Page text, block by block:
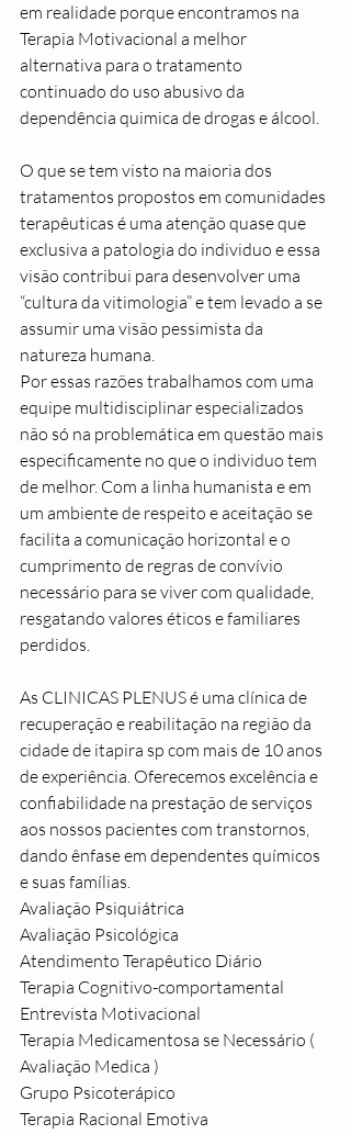
em realidade porque encontramos na
Terapia Motivacional a melhor
alternativa para o tratamento
continuado do uso abusivo da
dependência quimica de drogas e álcool.
O que se tem visto na maioria dos
tratamentos propostos em comunidades
terapêuticas é uma atenção quase que
exclusiva a patologia do individuo e essa
visão contribui para desenvolver uma
“cultura da vitimologia” e tem levado a se
assumir uma visão pessimista da
natureza humana.
Por essas razões trabalhamos com uma
equipe multidisciplinar especializados
não só na problemática em questão mais
especificamente no que o individuo tem
de melhor. Com a linha humanista e em
um ambiente de respeito e aceitação se
facilita a comunicação horizontal e o
cumprimento de regras de convívio
necessário para se viver com qualidade,
resgatando valores éticos e familiares
perdidos.
As CLINICAS PLENUS é uma clínica de
recuperação e reabilitação na região da
cidade de itapira sp com mais de 10 anos
de experiência. Oferecemos excelência e
confiabilidade na prestação de serviços
aos nossos pacientes com transtornos,
dando ênfase em dependentes químicos
e suas famílias.
Avaliação Psiquiátrica
Avaliação Psicológica
Atendimento Terapêutico Diário
Terapia Cognitivo-comportamental
Entrevista Motivacional
Terapia Medicamentosa se Necessário (
Avaliação Medica )
Grupo Psicoterápico
Terapia Racional Emotiva